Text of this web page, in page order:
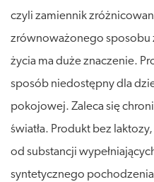
czyli zamiennik
zrównoważonego sposobu
życia ma duże znaczenie.
sposób niedostępny dla
pokojowej. Zaleca się
światła. Produkt bez
od substancji
syntetycznego